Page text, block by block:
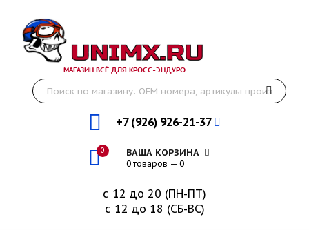
МАГАЗИН ВСЁ ДЛЯ КРОСС-ЭНДУРО
+7 (926) 926-21-37
0 ВАША КОРЗИНА
0 товаров — 0
с 12 до 20 (ПН-ПТ)
с 12 до 18 (СБ-ВС)